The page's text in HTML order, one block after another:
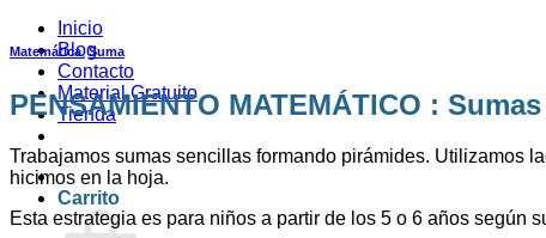
Inicio
Blog
Contacto
Material Gratuito
Tienda
Carrito
Matemática,Suma
PENSAMIENTO MATEMÁTICO :
Trabajamos sumas sencillas formando pirámides. Utilizamos
hicimos en la hoja.
Esta estrategia es para niños a partir de los 5 o 6 años según